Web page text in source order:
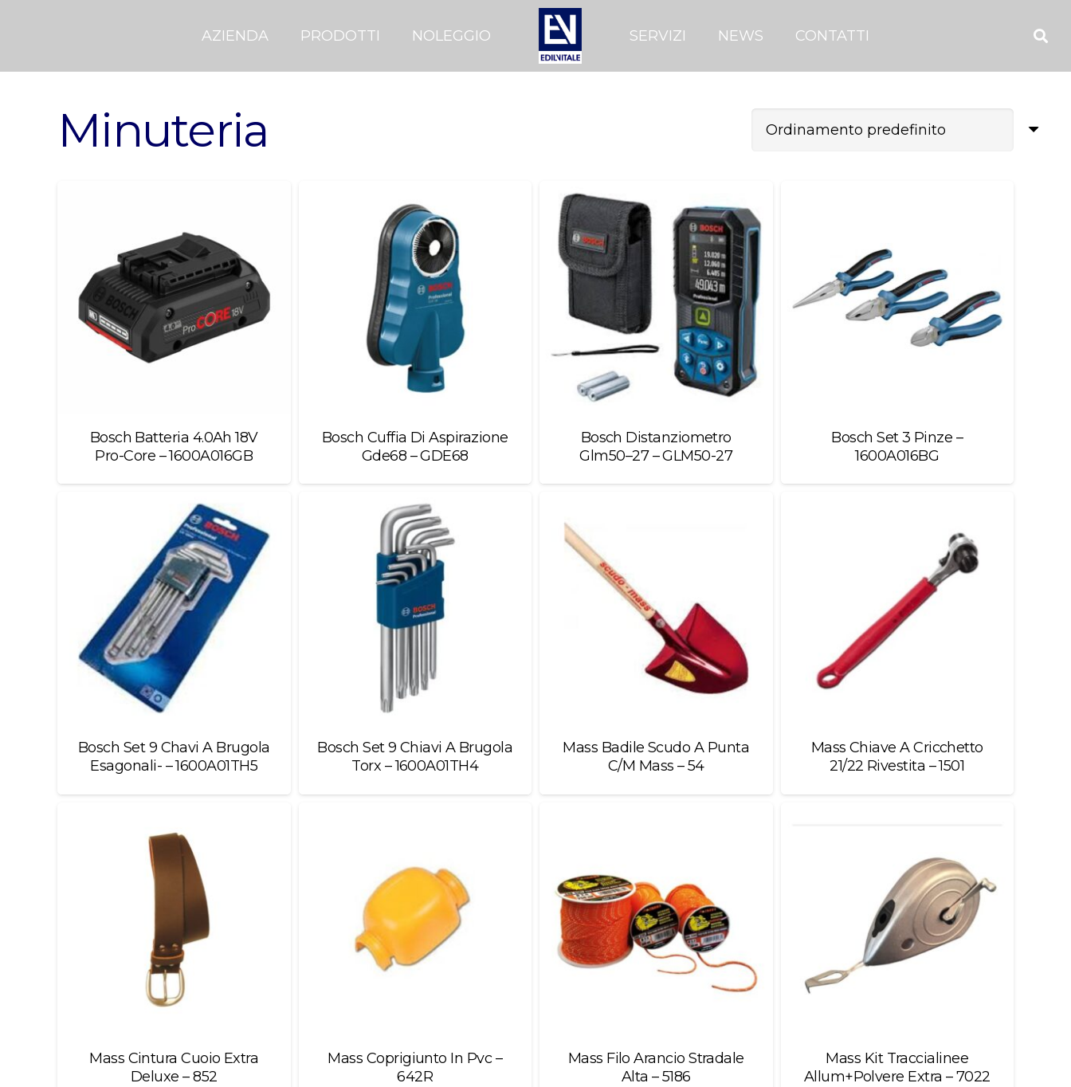
AZIENDA PRODOTTI NOLEGGIO SERVIZI NEWS CONTATTI
Minuteria
Bosch Batteria 4.0Ah 18V
Pro-Core – 1600A016GB
Bosch Cuffia Di Aspirazione
Gde68 – GDE68
Bosch Distanziometro
Glm50–27 – GLM50-27
Bosch Set 3 Pinze –
1600A016BG
Bosch Set 9 Chavi A Brugola
Esagonali- – 1600A01TH5
Bosch Set 9 Chiavi A Brugola
Torx – 1600A01TH4
Mass Badile Scudo A Punta
C/M Mass – 54
Mass Chiave A Cricchetto
21/22 Rivestita – 1501
Mass Cintura Cuoio Extra
Deluxe – 852
Mass Coprigiunto In Pvc –
642R
Mass Filo Arancio Stradale
Alta – 5186
Mass Kit Traccialinee
Allum+Polvere Extra – 7022